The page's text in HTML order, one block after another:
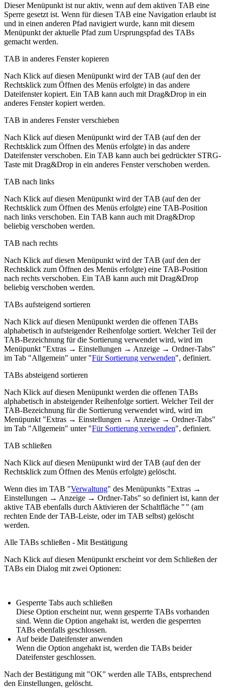
Dieser Menüpunkt ist nur aktiv, wenn auf dem aktiven TAB eine
Sperre gesetzt ist. Wenn für diesen TAB eine Navigation erlaubt ist
und in einen anderen Pfad navigiert wurde, kann mit diesem
Menüpunkt der aktuelle Pfad zum Ursprungspfad des TABs
gemacht werden.
TAB in anderes Fenster kopieren
Nach Klick auf diesen Menüpunkt wird der TAB (auf den der
Rechtsklick zum Öffnen des Menüs erfolgte) in das andere
Dateifenster kopiert. Ein TAB kann auch mit Drag&Drop in ein
anderes Fenster kopiert werden.
TAB in anderes Fenster verschieben
Nach Klick auf diesen Menüpunkt wird der TAB (auf den der
Rechtsklick zum Öffnen des Menüs erfolgte) in das andere
Dateifenster verschoben. Ein TAB kann auch bei gedrückter STRG-
Taste mit Drag&Drop in ein anderes Fenster verschoben werden.
TAB nach links
Nach Klick auf diesen Menüpunkt wird der TAB (auf den der
Rechtsklick zum Öffnen des Menüs erfolgte) eine TAB-Position
nach links verschoben. Ein TAB kann auch mit Drag&Drop
beliebig verschoben werden.
TAB nach rechts
Nach Klick auf diesen Menüpunkt wird der TAB (auf den der
Rechtsklick zum Öffnen des Menüs erfolgte) eine TAB-Position
nach rechts verschoben. Ein TAB kann auch mit Drag&Drop
beliebig verschoben werden.
TABs aufsteigend sortieren
Nach Klick auf diesen Menüpunkt werden die offenen TABs
alphabetisch in aufsteigender Reihenfolge sortiert. Welcher Teil der
TAB-Bezeichnung für die Sortierung verwendet wird, wird im
Menüpunkt "Extras → Einstellungen → Anzeige → Ordner-Tabs"
im Tab "Allgemein" unter "Für Sortierung verwenden", definiert.
TABs absteigend sortieren
Nach Klick auf diesen Menüpunkt werden die offenen TABs
alphabetisch in absteigender Reihenfolge sortiert. Welcher Teil der
TAB-Bezeichnung für die Sortierung verwendet wird, wird im
Menüpunkt "Extras → Einstellungen → Anzeige → Ordner-Tabs"
im Tab "Allgemein" unter "Für Sortierung verwenden", definiert.
TAB schließen
Nach Klick auf diesen Menüpunkt wird der TAB (auf den der
Rechtsklick zum Öffnen des Menüs erfolgte) gelöscht.
Wenn dies im TAB "Verwaltung" des Menüpunkts "Extras →
Einstellungen → Anzeige → Ordner-Tabs" so definiert ist, kann der
aktive TAB ebenfalls durch Aktivieren der Schaltfläche " " (am
rechten Ende der TAB-Leiste, oder im TAB selbst) gelöscht
werden.
Alle TABs schließen - Mit Bestätigung
Nach Klick auf diesen Menüpunkt erscheint vor dem Schließen der
TABs ein Dialog mit zwei Optionen:
Gesperrte Tabs auch schließen
Diese Option erscheint nur, wenn gesperrte TABs vorhanden
sind. Wenn die Option angehakt ist, werden die gesperrten
TABs ebenfalls geschlossen.
Auf beide Dateifenster anwenden
Wenn die Option angehakt ist, werden die TABs beider
Dateifenster geschlossen.
Nach der Bestätigung mit "OK" werden alle TABs, entsprechend
den Einstellungen, gelöscht.